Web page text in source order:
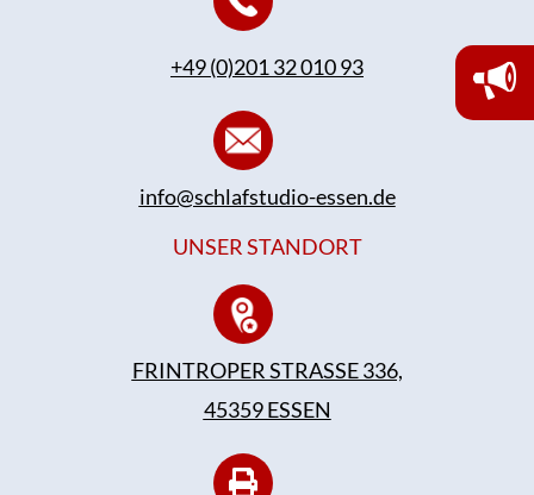
+49 (0)201 32 010 93
info@schlafstudio-essen.de
UNSER STANDORT
FRINTROPER STRASSE 336,
45359 ESSEN